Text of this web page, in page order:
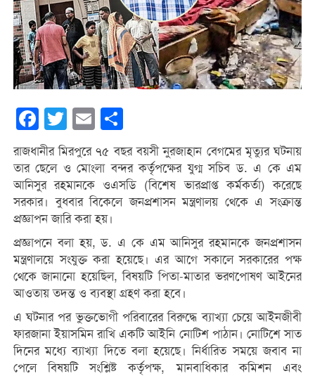
Facebook
Twitter Email
রাজধানীর মিরপুরে ৭৫ বছর বয়সী নুরজাহান বেগমের মৃত্যুর ঘটনায়
তার ছেলে ও মোংলা বন্দর কর্তৃপক্ষের যুগ্ম সচিব ড. এ কে এম
আনিসুর রহমানকে ওএসডি (বিশেষ ভারপ্রাপ্ত কর্মকর্তা) করেছে
সরকার। বুধবার বিকেলে জনপ্রশাসন মন্ত্রণালয় থেকে এ সংক্রান্ত
প্রজ্ঞাপন জারি করা হয়।
প্রজ্ঞাপনে বলা হয়, ড. এ কে এম আনিসুর রহমানকে জনপ্রশাসন
মন্ত্রণালয়ে সংযুক্ত করা হয়েছে। এর আগে সকালে সরকারের পক্ষ
থেকে জানানো হয়েছিল, বিষয়টি পিতা-মাতার ভরণপোষণ আইনের
আওতায় তদন্ত ও ব্যবস্থা গ্রহণ করা হবে।
এ ঘটনার পর ভুক্তভোগী পরিবারের বিরুদ্ধে ব্যাখ্যা চেয়ে আইনজীবী
ফারজানা ইয়াসমিন রাখি একটি আইনি নোটিশ পাঠান। নোটিশে সাত
দিনের মধ্যে ব্যাখ্যা দিতে বলা হয়েছে। নির্ধারিত সময়ে জবাব না
পেলে বিষয়টি সংশ্লিষ্ট কর্তৃপক্ষ, মানবাধিকার কমিশন এবং